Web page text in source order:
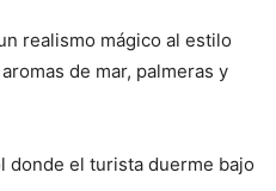
realismo mágico al estilo
de mar, palmeras y
donde el turista duerme bajo